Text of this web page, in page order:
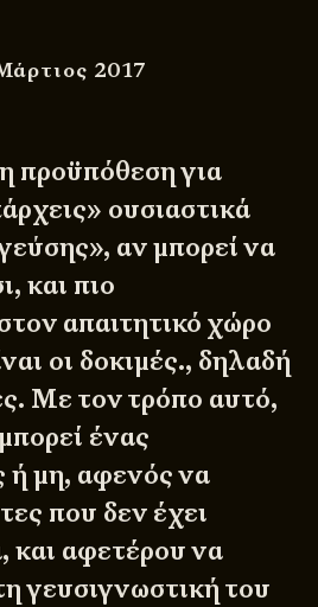
2017
προϋπόθεση για
ουσιαστικά
αν μπορεί να
και πιο
απαιτητικό χώρο
οι δοκιμές., δηλαδή
Με τον τρόπο αυτό,
ένας
ή μη, αφενός να
που δεν έχει
και αφετέρου να
γευσιγνωστική του